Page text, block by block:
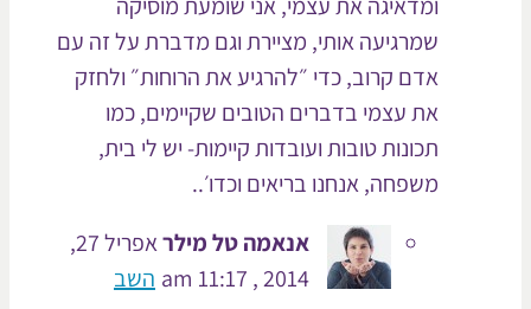
ומדאיגה את עצמי, אני שומעת מוסיקה
שמרגיעה אותי, מציירת וגם מדברת על זה עם
אדם קרוב, כדי ״להרגיע את הרוחות״ ולחזק
את עצמי בדברים הטובים שקיימים, כמו
תכונות טובות ועובדות קיימות- יש לי בית,
משפחה, אנחנו בריאים וכדו׳..
אנאמה טל מילר
אפריל 27,
2014 , 11:17 am
השב